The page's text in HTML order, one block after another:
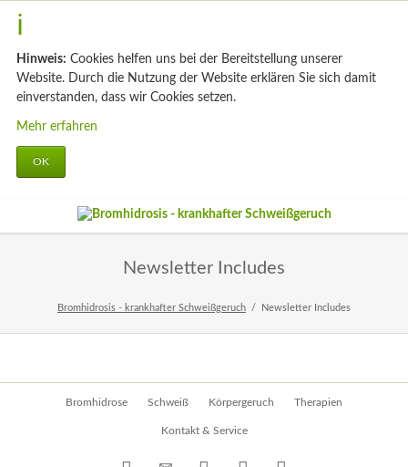
Hinweis: Cookies helfen uns bei der Bereitstellung unserer
Website. Durch die Nutzung der Website erklären Sie sich damit
einverstanden, dass wir Cookies setzen.
Mehr erfahren
OK
Newsletter Includes
Bromhidrosis - krankhafter Schweißgeruch Newsletter Includes
Navigation
Bromhidrose Schweiß Körpergeruch Therapien
Kontakt & Service